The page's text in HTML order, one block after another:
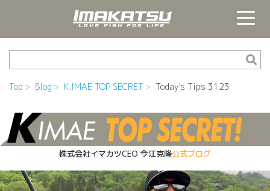
Top Blog K.IMAE TOP SECRET Today's Tips 3123
株式会社イマカツCEO 今江克隆公式ブログ